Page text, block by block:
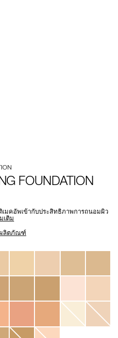
FOUNDATION
คอัพเข้ากับประสิทธิภาพการถนอมผิว
เติม
ผลิตภัณฑ์